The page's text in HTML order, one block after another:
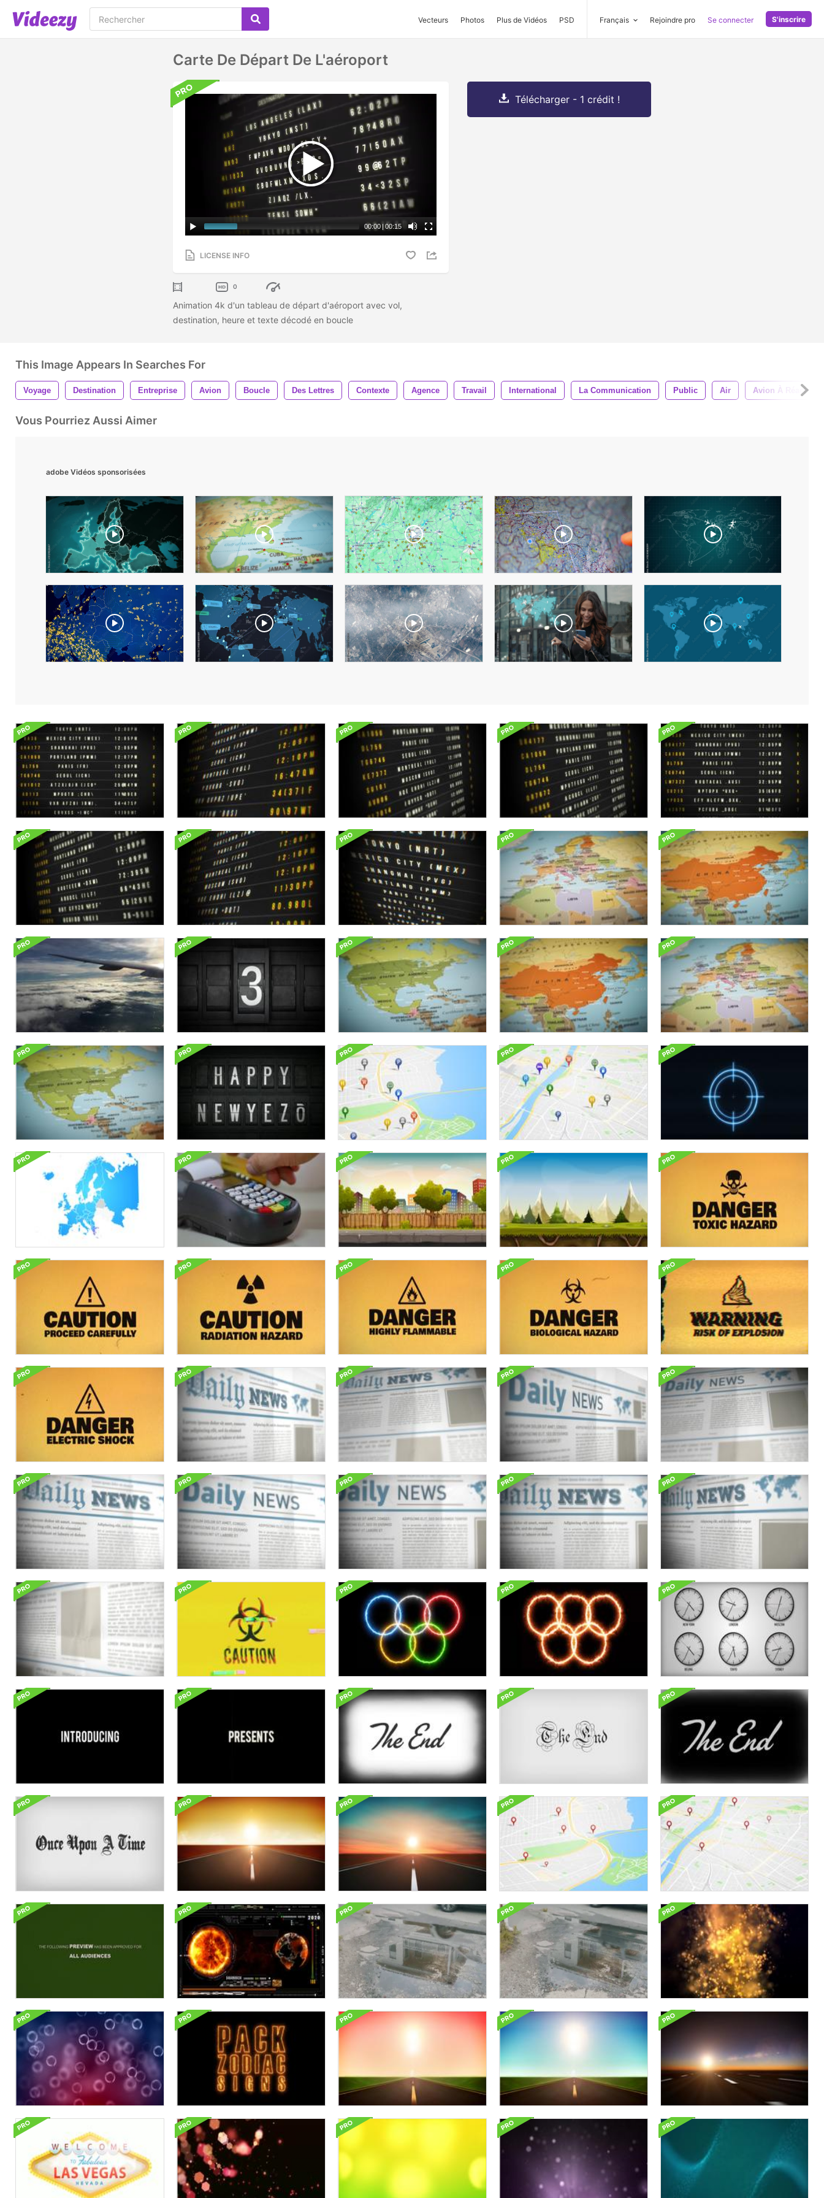
Vecteurs Photos Plus de Vidéos PSD Français Rejoindre pro Se connecter S'inscrire
Carte De Départ De L'aéroport
00:00 | 00:15
LICENSE INFO
0
Animation 4k d'un tableau de départ d'aéroport avec vol,
destination, heure et texte décodé en boucle
Télécharger - 1 crédit !
This Image Appears In Searches For
Voyage Destination Entreprise Avion Boucle Des Lettres Contexte Agence Travail International La Communication Public Air Avion À Réaction
Vous Pourriez Aussi Aimer
adobe Vidéos sponsorisées